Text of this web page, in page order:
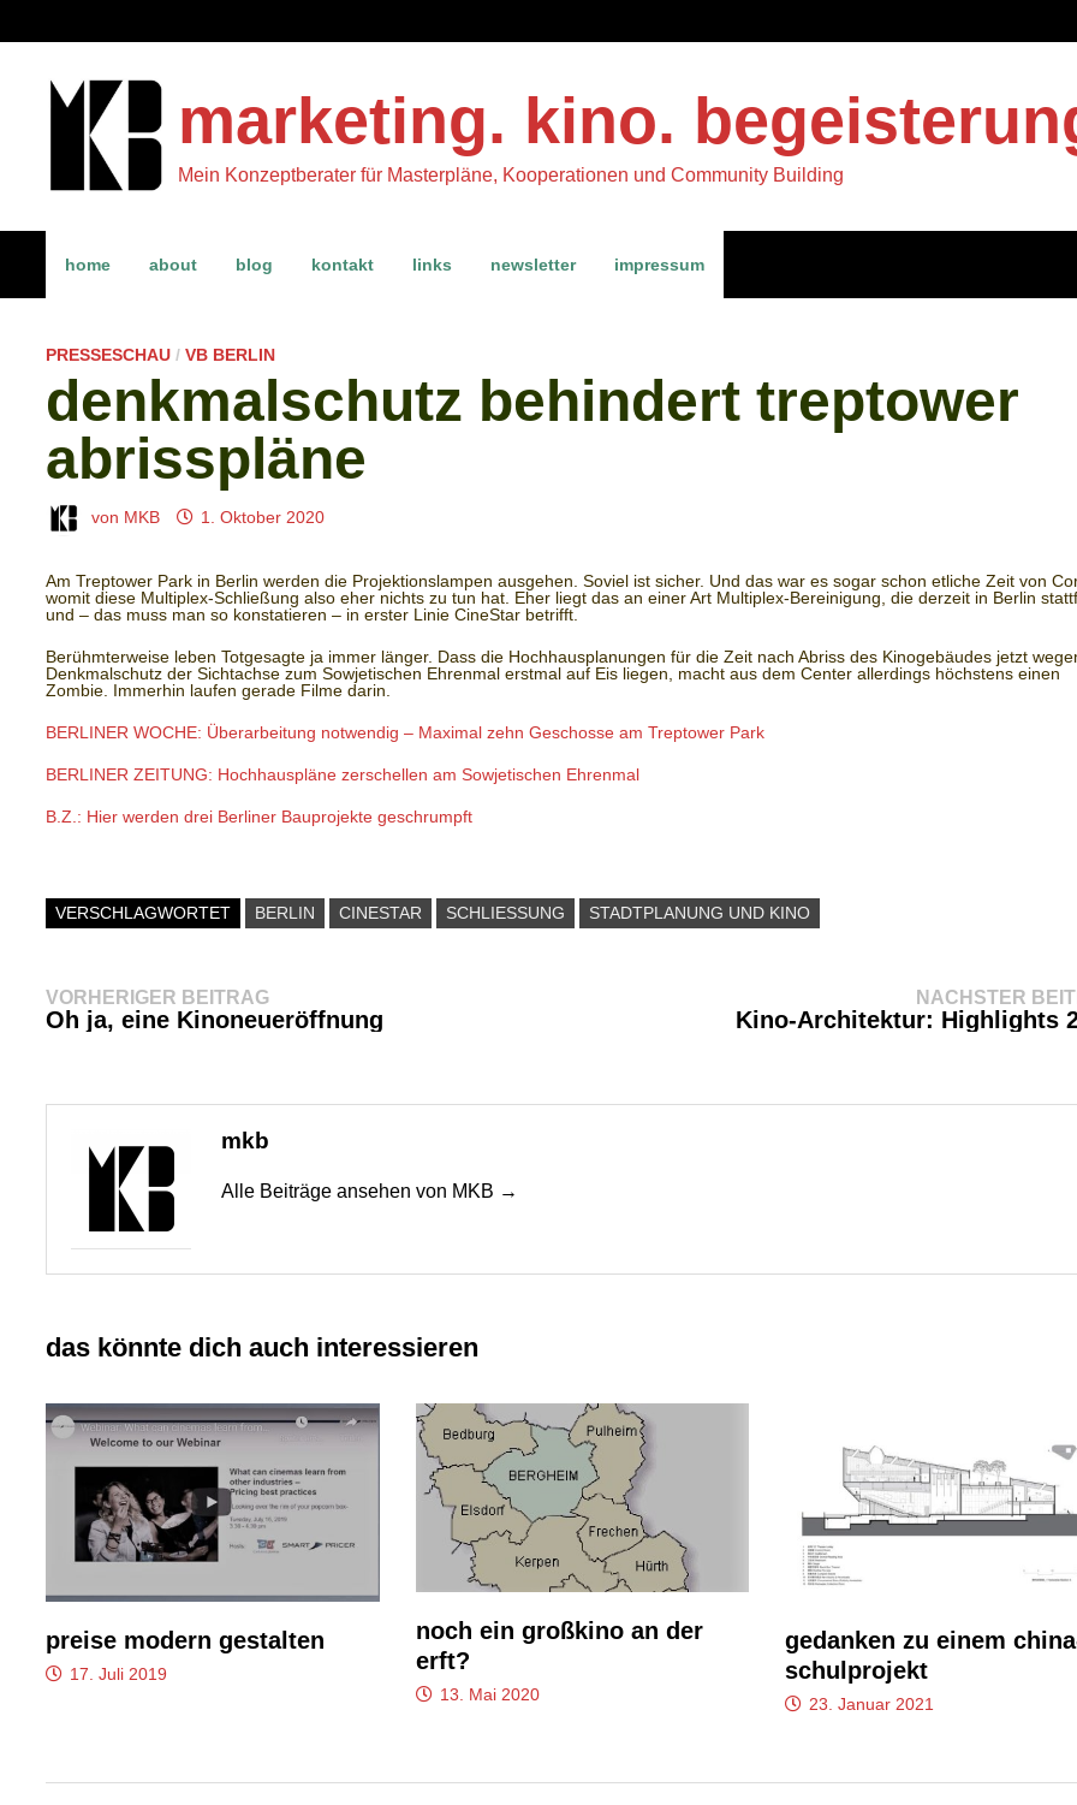
springen
marketing. kino.
Mein Konzeptberater für Masterpläne, Kooperationen und Community Building
home about blog kontakt links newsletter impressum
PRESSESCHAU /VB BERLIN
denkmalschutz behindert treptower
abrisspläne
von MKB 1. Oktober 2020
Am Treptower Park in Berlin werden die Projektionslampen ausgehen. Soviel ist sicher. Und das war es sogar schon etliche Zeit von
womit diese Multiplex-Schließung also eher nichts zu tun hat. Eher liegt das an einer Art Multiplex-Bereinigung, die derzeit in Berlin
und – das muss man so konstatieren – in erster Linie CineStar betrifft.
Berühmterweise leben Totgesagte ja immer länger. Dass die Hochhausplanungen für die Zeit nach Abriss des Kinogebäudes jetzt
Denkmalschutz der Sichtachse zum Sowjetischen Ehrenmal erstmal auf Eis liegen, macht aus dem Center allerdings höchstens einen
Zombie. Immerhin laufen gerade Filme darin.
BERLINER WOCHE: Überarbeitung notwendig – Maximal zehn Geschosse am Treptower Park
BERLINER ZEITUNG: Hochhauspläne zerschellen am Sowjetischen Ehrenmal
B.Z.: Hier werden drei Berliner Bauprojekte geschrumpft
VERSCHLAGWORTET BERLIN CINESTAR SCHLIESSUNG STADTPLANUNG UND KINO
beitragsnavigation
VORHERIGER BEITRAGVorheriger
Beitrag:
Oh ja, eine Kinoneueröffnung
NÄCHSTER
Kino-Architektur: Highlights
mkb
Alle Beiträge ansehen von MKB →
das könnte dich auch interessieren
preise modern gestalten
17. Juli 2019
noch ein großkino an der
erft?
13. Mai 2020
gedanken zu einem
schulprojekt
23. Januar 2021